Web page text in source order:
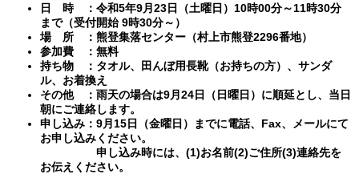
日 時 ：令和5年9月23日（土曜日）10時00分～11時30分
まで（受付開始 9時30分～）
場 所 ：熊登集落センター（村上市熊登2296番地）
参加費 ：無料
持ち物 ：タオル、田んぼ用長靴（お持ちの方）、サンダ
ル、お着換え
その他 ：雨天の場合は9月24日（日曜日）に順延とし、当日
朝にご連絡します。
申し込み：9月15日（金曜日）までに電話、Fax、メールにて
お申し込みください。
申し込み時には、(1)お名前(2)ご住所(3)連絡先を
お伝えください。